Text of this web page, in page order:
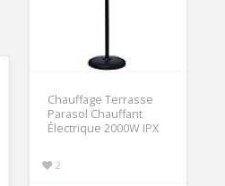
Chauffage Terrasse
Parasol Chauffant
Électrique 2000W IPX
2